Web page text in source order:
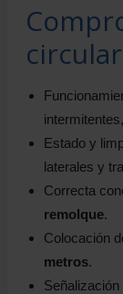
circular
Estado y
laterales y
Correcta
remolque.
Colocación
metros.
Señalización